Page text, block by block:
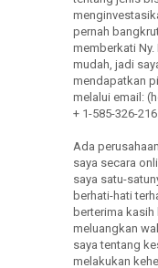
pernah
memberkati
mudah, jadi
mendapatkan
melalui email:
+ 1-585-326-
Ada
saya secara
saya satu-
berhati-hati
berterima
meluangkan
saya tentang
melakukan